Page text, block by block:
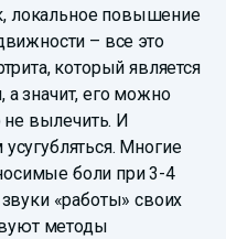
локальное повышение
– все это
который является
значит, его можно
не вылечить. И
Многие
боли при 3-4
«работы» своих
методы